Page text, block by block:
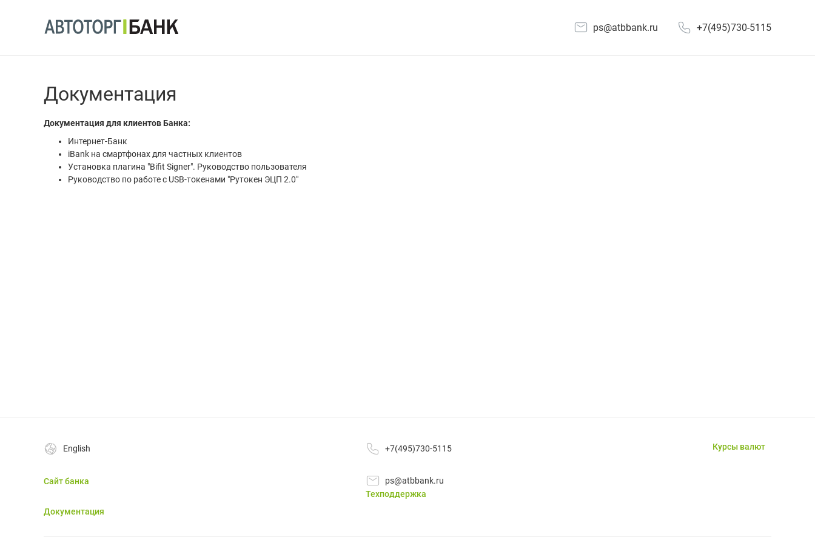
ps@atbbank.ru +7(495)730-5115
Документация
Документация для клиентов Банка:
Интернет-Банк
iBank на смартфонах для частных клиентов
Установка плагина "Bifit Signer". Руководство пользователя
Руководство по работе с USB-токенами "Рутокен ЭЦП 2.0"
English
Сайт банка
Документация
+7(495)730-5115
ps@atbbank.ru
Техподдержка
Курсы валют